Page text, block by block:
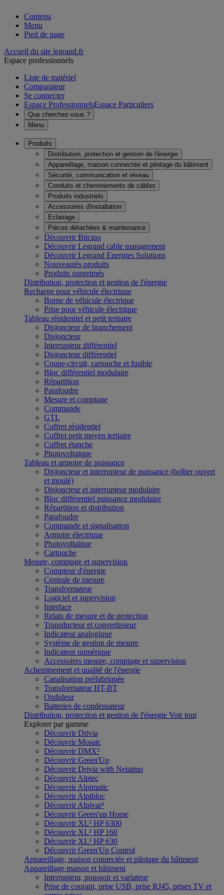
Contenu
Menu
Pied de page
Accueil du site legrand.fr
Espace professionnels
Liste de matériel
Comparateur
Se connecter
Espace ProfessionnelsEspace Particuliers
Que cherchez-vous ?
Menu
Produits
Distribution, protection et gestion de l'énergie
Appareillage, maison connectée et pilotage du bâtiment
Sécurité, communication et réseau
Conduits et cheminements de câbles
Produits industriels
Accessoires d'installation
Eclairage
Pièces détachées & maintenance
Découvrir Bticino
Découvrir Legrand cable management
Découvrir Legrand Energies Solutions
Nouveautés produits
Produits supprimés
Distribution, protection et gestion de l'énergie
Recharge pour véhicule électrique
Borne de véhicule électrique
Prise pour véhicule électrique
Tableau résidentiel et petit tertiaire
Disjoncteur de branchement
Disjoncteur
Interrupteur différentiel
Disjoncteur différentiel
Coupe-circuit, cartouche et fusible
Bloc différentiel modulaire
Répartition
Parafoudre
Mesure et comptage
Commande
GTL
Coffret résidentiel
Coffret petit moyen tertiaire
Coffret étanche
Photovoltaïque
Tableau et armoire de puissance
Disjoncteur et interrupteur de puissance (boîtier ouvert
et moulé)
Disjoncteur et interrupteur modulaire
Bloc différentiel puissance modulaire
Répartition et distribution
Parafoudre
Commande et signalisation
Armoire électrique
Photovoltaïque
Cartouche
Mesure, comptage et supervision
Compteur d'énergie
Centrale de mesure
Transformateur
Logiciel et supervision
Interface
Relais de mesure et de protection
Transducteur et convertisseur
Indicateur analogique
Système de gestion de mesure
Indicateur numérique
Accessoires mesure, comptage et supervision
Acheminement et qualité de l'énergie
Canalisation préfabriquée
Transformateur HT-BT
Onduleur
Batteries de condensateur
Distribution, protection et gestion de l'énergie Voir tout
Explorer par gamme
Découvrir Drivia
Découvrir Mosaic
Découvrir DMX³
Découvrir Green'Up
Découvrir Drivia with Netatmo
Découvrir Alptec
Découvrir Alpimatic
Découvrir Alpibloc
Découvrir Alpivar³
Découvrir Green'up Home
Découvrir XL³ HP 6300
Découvrir XL³ HP 160
Découvrir XL³ HP 630
Découvrir Green'Up Control
Appareillage, maison connectée et pilotage du bâtiment
Appareillage maison et bâtiment
Interrupteur, poussoir et variateur
Prise de courant, prise USB, prise RJ45, prises TV et